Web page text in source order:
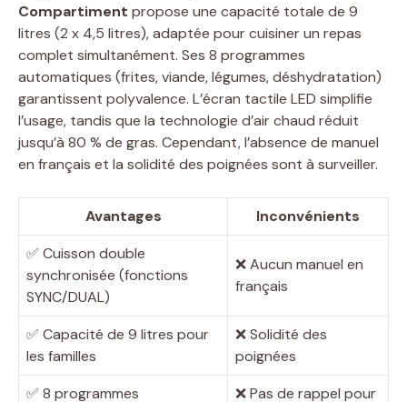
Compartiment propose une capacité totale de 9
litres (2 x 4,5 litres), adaptée pour cuisiner un repas
complet simultanément. Ses 8 programmes
automatiques (frites, viande, légumes, déshydratation)
garantissent polyvalence. L’écran tactile LED simplifie
l’usage, tandis que la technologie d’air chaud réduit
jusqu’à 80 % de gras. Cependant, l’absence de manuel
en français et la solidité des poignées sont à surveiller.
Avantages
Inconvénients
✅ Cuisson double
synchronisée (fonctions
SYNC/DUAL)
❌ Aucun manuel en
français
✅ Capacité de 9 litres pour
les familles
❌ Solidité des
poignées
✅ 8 programmes
❌ Pas de rappel pour